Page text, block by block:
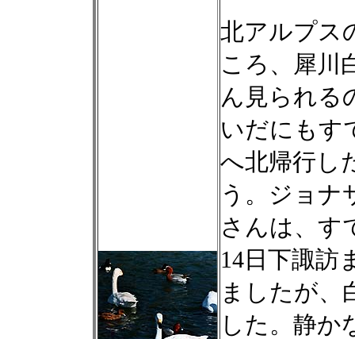
北アルプス
ころ、犀川
ん見られる
いだにもす
へ北帰行し
う。ジョナ
さんは、す
14日下諏訪
ましたが、
した。静か